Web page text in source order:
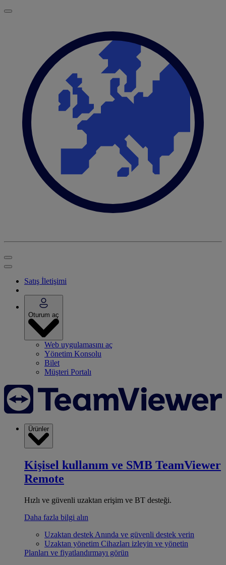
Satış İletişimi
Oturum aç
Web uygulamasını aç
Yönetim Konsolu
Bilet
Müşteri Portalı
Ürünler
Kişisel kullanım ve SMB TeamViewer
Remote
Hızlı ve güvenli uzaktan erişim ve BT desteği.
Daha fazla bilgi alın
Uzaktan destek Anında ve güvenli destek verin
Uzaktan yönetim Cihazları izleyin ve yönetin
Planları ve fiyatlandırmayı görün